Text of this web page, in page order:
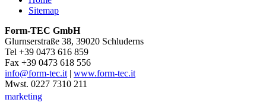
Sitemap
Form-TEC GmbH
Glurnserstraße 38, 39020 Schluderns
Tel +39 0473 616 859
Fax +39 0473 618 556
info@form-tec.it| www.form-tec.it
Mwst. 0227 7310 211
marketing